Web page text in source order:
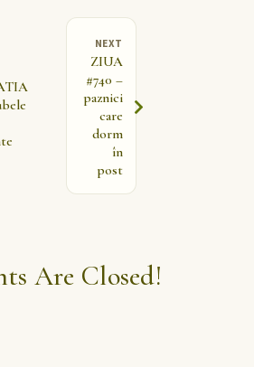
NEXT
ZIUA
#740 –
paznici
care
dorm
în
post
Are Closed!